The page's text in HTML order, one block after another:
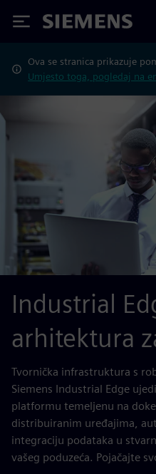
Siemens
Ova se stranica prikazuje
Umjesto toga, pogledaj na
Industrial
arhitektura
Tvornička infrastruktura s
Siemens Industrial Edge
platformu temeljenu na
distribuiranim uređajima,
integraciju podataka u
vašeg poduzeća. Pojačajte